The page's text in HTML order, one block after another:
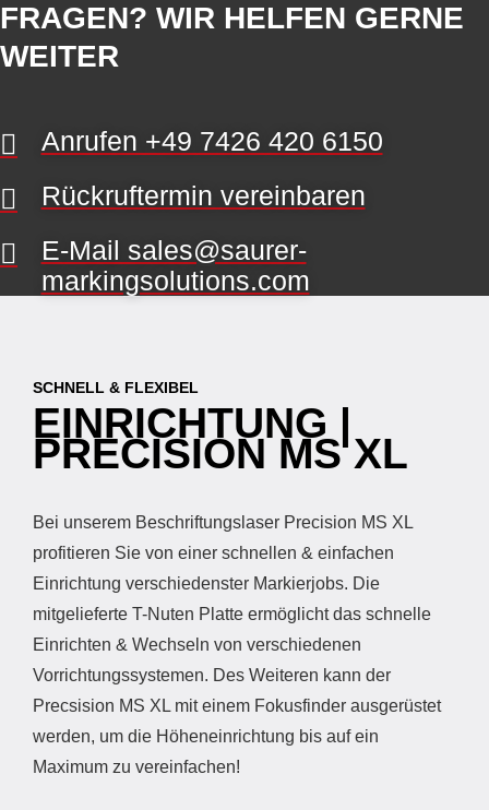
FRAGEN? WIR HELFEN GERNE
WEITER
Anrufen +49 7426 420 6150
Rückruftermin vereinbaren
E-Mail sales@saurer-
markingsolutions.com
SCHNELL & FLEXIBEL
EINRICHTUNG |
PRECISION MS XL
Bei unserem Beschriftungslaser Precision MS XL
profitieren Sie von einer schnellen & einfachen
Einrichtung verschiedenster Markierjobs. Die
mitgelieferte T-Nuten Platte ermöglicht das schnelle
Einrichten & Wechseln von verschiedenen
Vorrichtungssystemen. Des Weiteren kann der
Precsision MS XL mit einem Fokusfinder ausgerüstet
werden, um die Höheneinrichtung bis auf ein
Maximum zu vereinfachen!